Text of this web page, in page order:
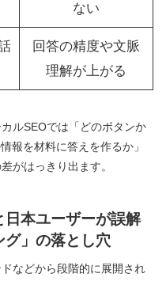
ない
回答の精度や文脈
理解が上がる
ルSEOでは「どのボタンか
報を材料に答えを作るか」
がはっきり出ます。
日本ユーザーが誤解
グ」の落とし穴
などから段階的に展開され